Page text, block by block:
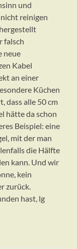
und
reinigen
falsch
neue
Kabel
an einer
Küchen
dass alle 50 cm
hätte da schon
Beispiel: eine
mit der man
die Hälfte
kann. Und wir
kein
zurück.
hast, lg